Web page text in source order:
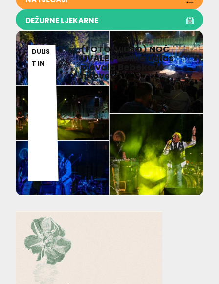
DEŽURNE LJEKARNE
DULIS
T IN
07.08.2
026
(FOTO/VIDEO) NOĆ
UVALE Publika uglas
pjevala Bebekove
hitove